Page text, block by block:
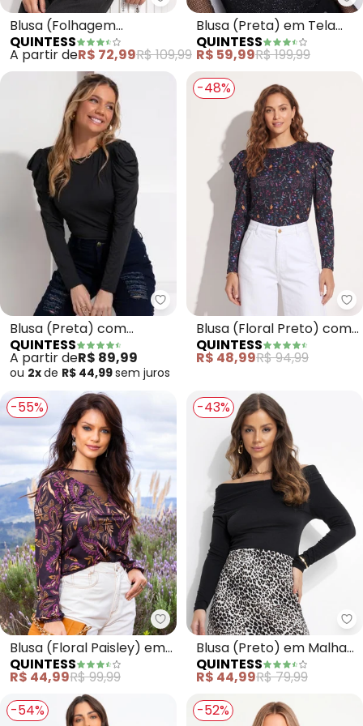
Quintess - Blusa (Folhagem
Blusa (Folhagem
Bordada) em Tule
QUINTESS
A partir deR$ 72,99R$ 109,99
Blusa (Preta) em Tela
com Brilho de Mangas
Longas
QUINTESS
R$ 59,99R$ 199,99
Quintess - Blusa (Preta) com
Blusa (Preta) com
Mangas Bufantes
QUINTESS
A partir deR$ 89,99
ou 2xde R$ 44,99sem juros
-48%
Blusa (Floral Preto) com
Mangas Bufantes
QUINTESS
R$ 48,99R$ 94,99
-55%
Quintess - Blusa (Floral
Blusa (Floral Paisley) em
Malha com Elastano
QUINTESS
R$ 44,99R$ 99,99
-43%
Blusa (Preto) em Malha
Suede
QUINTESS
R$ 44,99R$ 79,99
-54%
-52%